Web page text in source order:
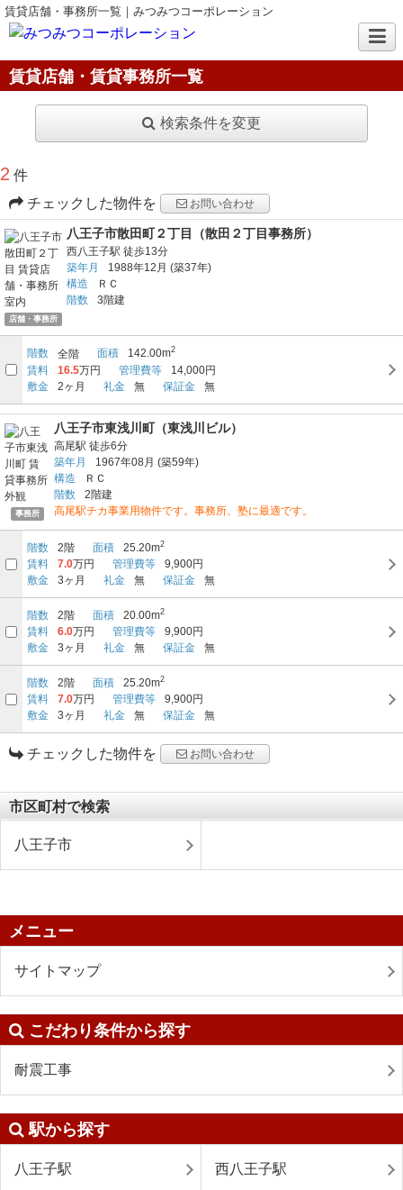
賃貸店舗・事務所一覧｜みつみつコーポレーション
賃貸店舗・賃貸事務所一覧
検索条件を変更
2 件
チェックした物件を
お問い合わせ
店舗・事務所
八王子市散田町２丁目（散田２丁目事務所）
西八王子駅 徒歩13分
築年月
1988年12月 (築37年)
構造
ＲＣ
階数
3階建
階数 全階 面積 142.00m2
賃料 16.5万円 管理費等
14,000円
敷金
2ヶ月 礼金 無 保証金 無
事務所
八王子市東浅川町（東浅川ビル）
高尾駅 徒歩6分
築年月
1967年08月 (築59年)
構造
ＲＣ
階数
2階建
高尾駅チカ事業用物件です。事務所、塾に最適です。
階数 2階 面積 25.20m2
賃料 7.0万円 管理費等
9,900円
敷金
3ヶ月 礼金 無 保証金 無
階数 2階 面積 20.00m2
賃料 6.0万円 管理費等
9,900円
敷金
3ヶ月 礼金 無 保証金 無
階数 2階 面積 25.20m2
賃料 7.0万円 管理費等
9,900円
敷金
3ヶ月 礼金 無 保証金 無
チェックした物件を お問い合わせ
市区町村で検索
八王子市
メニュー
サイトマップ
こだわり条件から探す
耐震工事
駅から探す
八王子駅 西八王子駅